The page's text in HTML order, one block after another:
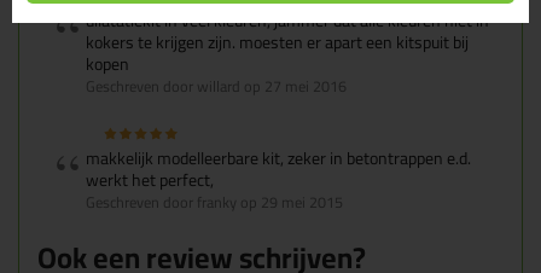
dilatatiekit in veel kleuren, jammer dat alle kleuren niet in
kokers te krijgen zijn. moesten er apart een kitspuit bij
kopen
Geschreven door willard op 27 mei 2016
makkelijk modelleerbare kit, zeker in betontrappen e.d.
werkt het perfect,
Geschreven door franky op 29 mei 2015
Ook een review schrijven?